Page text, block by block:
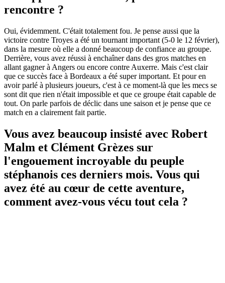
rencontre ?
Oui, évidemment. C'était totalement fou. Je pense aussi que la
victoire contre Troyes a été un tournant important (5-0 le 12 février),
dans la mesure où elle a donné beaucoup de confiance au groupe.
Derrière, vous avez réussi à enchaîner dans des gros matches en
allant gagner à Angers ou encore contre Auxerre. Mais c'est clair
que ce succès face à Bordeaux a été super important. Et pour en
avoir parlé à plusieurs joueurs, c'est à ce moment-là que les mecs se
sont dit que rien n'était impossible et que ce groupe était capable de
tout. On parle parfois de déclic dans une saison et je pense que ce
match en a clairement fait partie.
Vous avez beaucoup insisté avec Robert
Malm et Clément Grèzes sur
l'engouement incroyable du peuple
stéphanois ces derniers mois. Vous qui
avez été au cœur de cette aventure,
comment avez-vous vécu tout cela ?